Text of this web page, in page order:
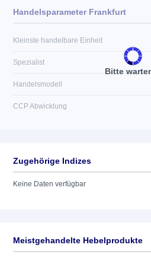
Bitte
Handelsparameter Frankfurt
Kleinste handelbare Einheit
Spezialist
Handelsmodell
CCP Abwicklung
Zugehörige Indizes
Keine Daten verfügbar
Meistgehandelte Hebelprodukte